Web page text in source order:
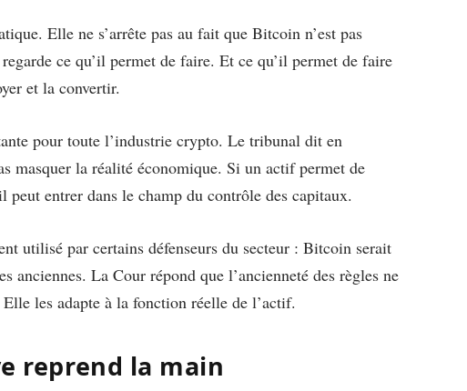
Elle ne s’arrête pas au fait que Bitcoin n’est pas
ce qu’il permet de faire. Et ce qu’il permet de faire
et la convertir.
pour toute l’industrie crypto. Le tribunal dit en
masquer la réalité économique. Si un actif permet de
peut entrer dans le champ du contrôle des capitaux.
utilisé par certains défenseurs du secteur : Bitcoin serait
anciennes. La Cour répond que l’ancienneté des règles ne
les adapte à la fonction réelle de l’actif.
reprend la main